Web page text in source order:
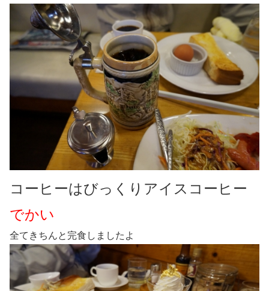
コーヒーはびっくりアイスコーヒー
でかい
全てきちんと完食しましたよ